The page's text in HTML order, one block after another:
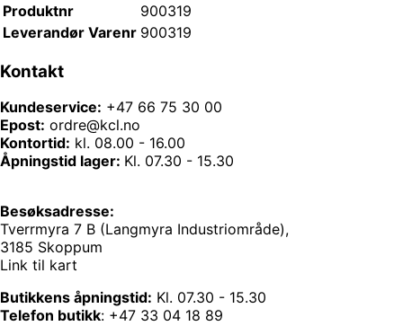
Produktnr
900319
Leverandør Varenr 900319
Kontakt
Kundeservice: +47 66 75 30 00
Epost: ordre@kcl.no
Kontortid: kl. 08.00 - 16.00
Åpningstid lager: Kl. 07.30 - 15.30
Besøksadresse:
Tverrmyra 7 B (Langmyra Industriområde),
3185 Skoppum
Link til kart
Butikkens åpningstid: Kl. 07.30 - 15.30
Telefon butikk: +47 33 04 18 89